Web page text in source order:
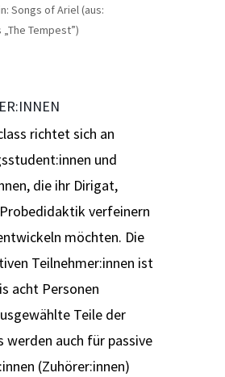
Songs of Ariel (aus:
Tempest”)
richtet sich an
und
die ihr Dirigat,
verfeinern
möchten. Die
Teilnehmer:innen ist
acht Personen
Teile der
werden auch für passive
(Zuhörer:innen)